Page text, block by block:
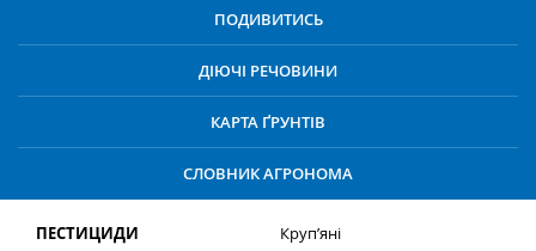
ПОДИВИТИСЬ
ДІЮЧІ РЕЧОВИНИ
КАРТА ҐРУНТІВ
СЛОВНИК АГРОНОМА
ПЕСТИЦИДИ
Круп’яні